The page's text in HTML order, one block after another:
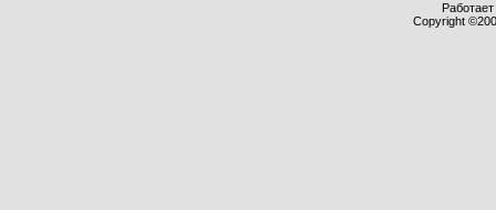
Copyright